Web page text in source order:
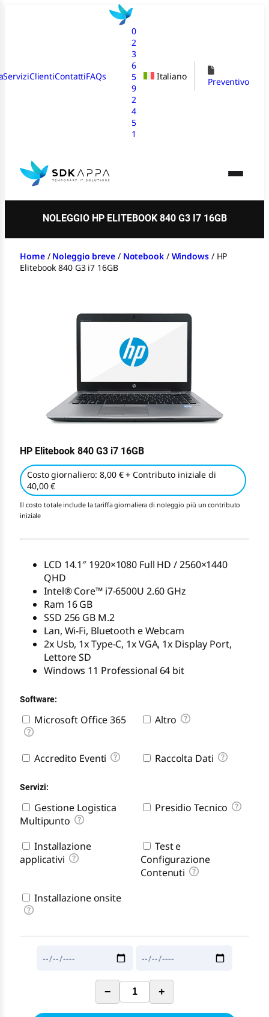
ServiziClientiContattiFAQs
0
2
3
6
5
9
2
4
5
1
Italiano Preventivo
NOLEGGIO HP ELITEBOOK 840 G3 I7 16GB
Home/ Noleggio breve/ Notebook/ Windows/ HP
Elitebook 840 G3 i7 16GB
HP Elitebook 840 G3 i7 16GB
Costo giornaliero: 8,00 € + Contributo iniziale di
40,00 €
Il costo totale include la tariffa giornaliera di noleggio più un contributo
iniziale
LCD 14.1″ 1920×1080 Full HD / 2560×1440
QHD
Intel® Core™ i7-6500U 2.60 GHz
Ram 16 GB
SSD 256 GB M.2
Lan, Wi-Fi, Bluetooth e Webcam
2x Usb, 1x Type-C, 1x VGA, 1x Display Port,
Lettore SD
Windows 11 Professional 64 bit
Software:
Microsoft Office 365 Altro
Accredito Eventi Raccolta Dati
Servizi:
Gestione Logistica
Multipunto
Presidio Tecnico
Installazione
applicativi
Test e
Configurazione
Contenuti
Installazione onsite
− +